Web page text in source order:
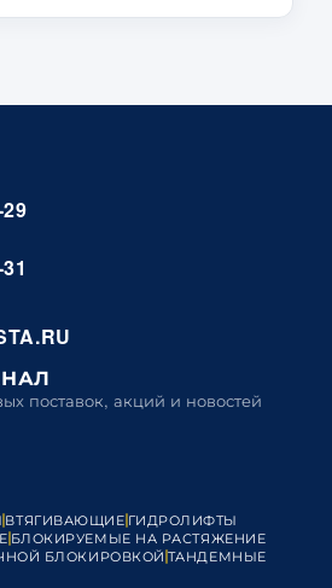
поставок, акций и новостей
ВТЯГИВАЮЩИЕГИДРОЛИФТЫ
БЛОКИРУЕМЫЕ НА РАСТЯЖЕНИЕ
БЛОКИРОВКОЙ ТАНДЕМНЫЕ